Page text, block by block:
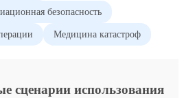
безопасность
Медицина катастроф
сценарии использования